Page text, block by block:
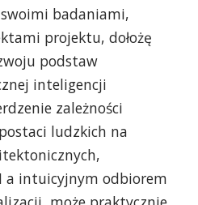
badaniami,
projektu, dołożę
podstaw
inteligencji
zależności
ludzkich na
a intuicyjnym odbiorem